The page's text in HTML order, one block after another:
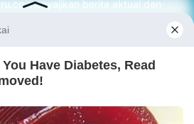
menyajikan berita aktual dan
dari sumber yang tepat.
Kabarbaru